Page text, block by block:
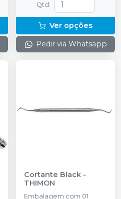
Qtd :
Ver opções
Pedir via Whatsapp
Cortante Black -
THIMON
Embalagem com 01